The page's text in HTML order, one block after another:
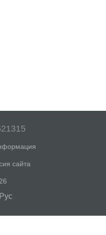
сайта
Рус